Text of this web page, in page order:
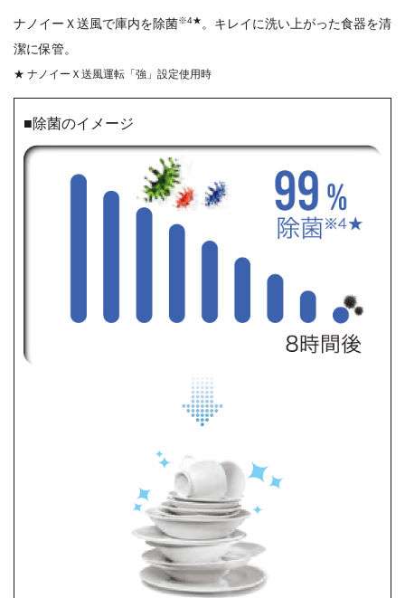
ナノイーＸ送風で庫内を除菌※4★ 。キレイに洗い上がった食器を清
潔に保管。
ナノイーＸ送風運転「強」設定使用時
■除菌のイメージ